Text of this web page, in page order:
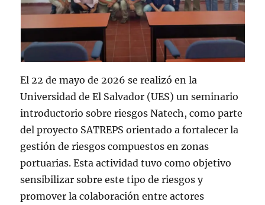
El 22 de mayo de 2026 se realizó en la
Universidad de El Salvador (UES) un seminario
introductorio sobre riesgos Natech, como parte
del proyecto SATREPS orientado a fortalecer la
gestión de riesgos compuestos en zonas
portuarias. Esta actividad tuvo como objetivo
sensibilizar sobre este tipo de riesgos y
promover la colaboración entre actores